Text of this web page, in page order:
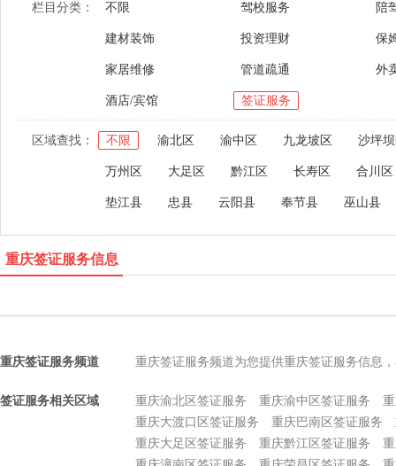
栏目分类： 不限 驾校服务 陪
建材装饰 投资理财 保
家居维修 管道疏通 外
酒店/宾馆 签证服务
区域查找： 不限 渝北区 渝中区 九龙坡区 沙坪
万州区 大足区 黔江区 长寿区 合川区
垫江县 忠县 云阳县 奉节县 巫山县
重庆签证服务信息
重庆签证服务频道 重庆签证服务频道为您提供重庆签证服务信息
签证服务相关区域 重庆渝北区签证服务 重庆渝中区签证服务
重庆大渡口区签证服务
重庆巴南区签证服务
重庆大足区签证服务
重庆黔江区签证服务